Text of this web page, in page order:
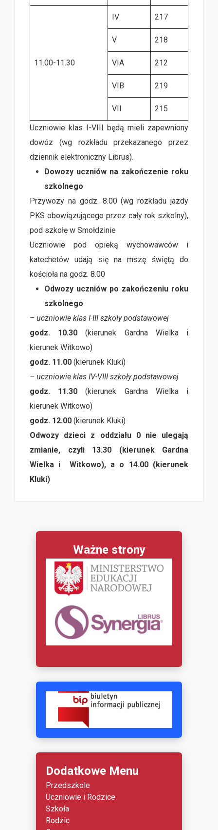
11.00-11.30
IV 217
V 218
VIA 212
VIB 219
VII 215
Uczniowie klas I-VIII będą mieli zapewniony
dowóz (wg rozkładu przekazanego przez
dziennik elektroniczny Librus).
Dowozy uczniów na zakończenie roku
szkolnego
Przywozy na godz. 8.00 (wg rozkładu jazdy
PKS obowiązującego przez cały rok szkolny),
pod szkołę w Smołdzinie
Uczniowie pod opieką wychowawców i
katechetów udają się na mszę świętą do
kościoła na godz. 8.00
Odwozy uczniów po zakończeniu roku
szkolnego
– uczniowie klas I-III szkoły podstawowej
godz. 10.30 (kierunek Gardna Wielka i
kierunek Witkowo)
godz. 11.00 (kierunek Kluki)
– uczniowie klas IV-VIII szkoły podstawowej
godz. 11.30 (kierunek Gardna Wielka i
kierunek Witkowo)
godz. 12.00 (kierunek Kluki)
Odwozy dzieci z oddziału 0 nie ulegają
zmianie, czyli 13.30 (kierunek Gardna
Wielka i Witkowo), a o 14.00 (kierunek
Kluki)
Ważne strony
Dodatkowe Menu
Przedszkole
Uczniowie i Rodzice
Szkoła
Rodzic